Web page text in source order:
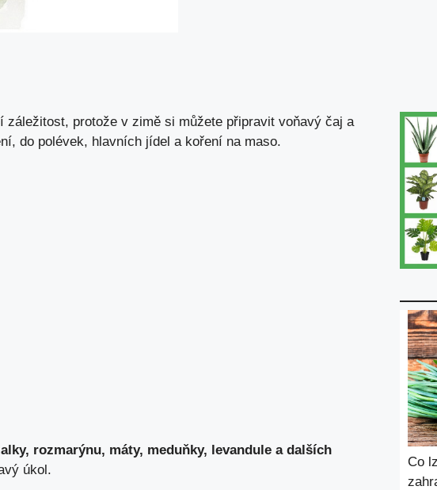
záležitost, protože v zimě si můžete připravit voňavý čaj a
do polévek, hlavních jídel a koření na maso.
rozmarýnu, máty, meduňky, levandule a dalších
úkol.
Co